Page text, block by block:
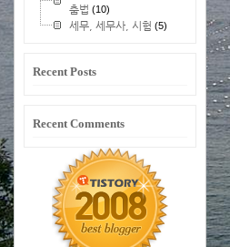
춤법 (10)
세무, 세무사, 시험 (5)
Recent Posts
Recent Comments